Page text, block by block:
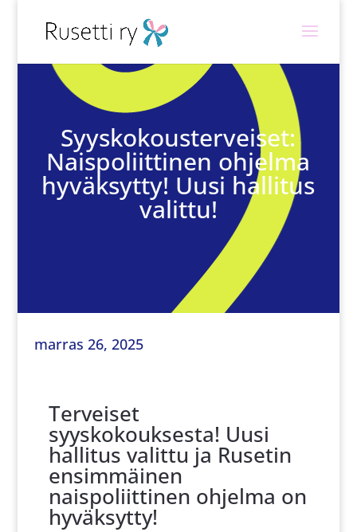
Syyskokousterveiset:
Naispoliittinen ohjelma
hyväksytty! Uusi hallitus
valittu!
marras 26, 2025
Terveiset
syyskokouksesta! Uusi
hallitus valittu ja Rusetin
ensimmäinen
naispoliittinen ohjelma on
hyväksytty!